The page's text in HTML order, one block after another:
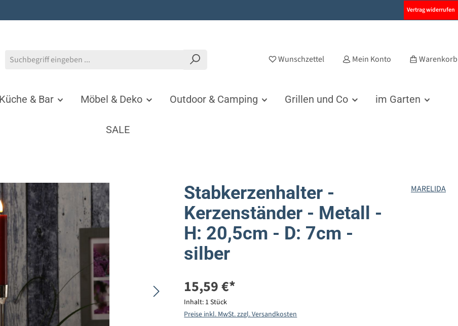
Vertrag widerrufen
Wunschzettel Mein Konto Warenkorb
Küche & Bar Möbel & Deko Outdoor & Camping Grillen und Co im Garten
SALE
Stabkerzenhalter -
Kerzenständer - Metall -
H: 20,5cm - D: 7cm -
silber
MARELIDA
15,59 €*
Inhalt: 1 Stück
Preise inkl. MwSt. zzgl. Versandkosten